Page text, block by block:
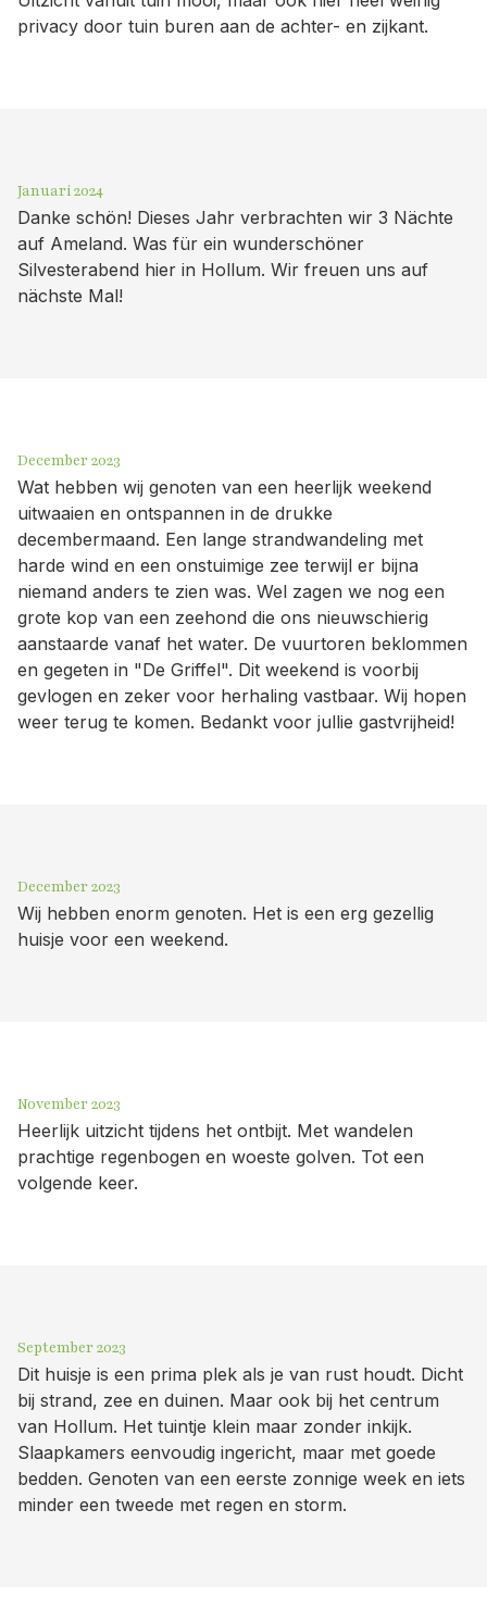
privacy door tuin buren aan de achter- en zijkant.
Januari 2024
Danke schön! Dieses Jahr verbrachten wir 3 Nächte
auf Ameland. Was für ein wunderschöner
Silvesterabend hier in Hollum. Wir freuen uns auf
nächste Mal!
December 2023
Wat hebben wij genoten van een heerlijk weekend
uitwaaien en ontspannen in de drukke
decembermaand. Een lange strandwandeling met
harde wind en een onstuimige zee terwijl er bijna
niemand anders te zien was. Wel zagen we nog een
grote kop van een zeehond die ons nieuwschierig
aanstaarde vanaf het water. De vuurtoren beklommen
en gegeten in "De Griffel". Dit weekend is voorbij
gevlogen en zeker voor herhaling vastbaar. Wij hopen
weer terug te komen. Bedankt voor jullie gastvrijheid!
December 2023
Wij hebben enorm genoten. Het is een erg gezellig
huisje voor een weekend.
November 2023
Heerlijk uitzicht tijdens het ontbijt. Met wandelen
prachtige regenbogen en woeste golven. Tot een
volgende keer.
September 2023
Dit huisje is een prima plek als je van rust houdt. Dicht
bij strand, zee en duinen. Maar ook bij het centrum
van Hollum. Het tuintje klein maar zonder inkijk.
Slaapkamers eenvoudig ingericht, maar met goede
bedden. Genoten van een eerste zonnige week en iets
minder een tweede met regen en storm.